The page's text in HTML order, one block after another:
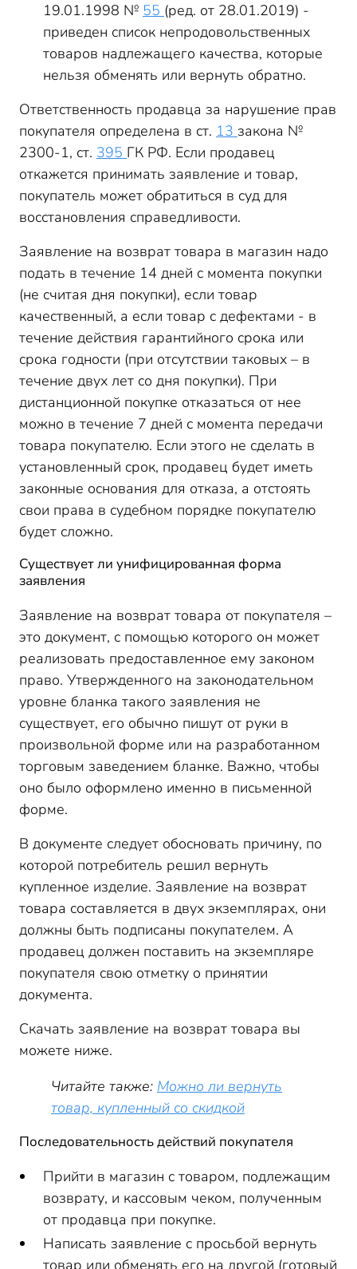
19.01.1998 № 55 (ред. от 28.01.2019) -
приведен список непродовольственных
товаров надлежащего качества, которые
нельзя обменять или вернуть обратно.
Ответственность продавца за нарушение прав
покупателя определена в ст. 13 закона №
2300-1, ст. 395 ГК РФ. Если продавец
откажется принимать заявление и товар,
покупатель может обратиться в суд для
восстановления справедливости.
Заявление на возврат товара в магазин надо
подать в течение 14 дней с момента покупки
(не считая дня покупки), если товар
качественный, а если товар с дефектами - в
течение действия гарантийного срока или
срока годности (при отсутствии таковых – в
течение двух лет со дня покупки). При
дистанционной покупке отказаться от нее
можно в течение 7 дней с момента передачи
товара покупателю. Если этого не сделать в
установленный срок, продавец будет иметь
законные основания для отказа, а отстоять
свои права в судебном порядке покупателю
будет сложно.
Существует ли унифицированная форма
заявления
Заявление на возврат товара от покупателя –
это документ, с помощью которого он может
реализовать предоставленное ему законом
право. Утвержденного на законодательном
уровне бланка такого заявления не
существует, его обычно пишут от руки в
произвольной форме или на разработанном
торговым заведением бланке. Важно, чтобы
оно было оформлено именно в письменной
форме.
В документе следует обосновать причину, по
которой потребитель решил вернуть
купленное изделие. Заявление на возврат
товара составляется в двух экземплярах, они
должны быть подписаны покупателем. А
продавец должен поставить на экземпляре
покупателя свою отметку о принятии
документа.
Скачать заявление на возврат товара вы
можете ниже.
Читайте также: Можно ли вернуть
товар, купленный со скидкой
Последовательность действий покупателя
Прийти в магазин с товаром, подлежащим
возврату, и кассовым чеком, полученным
от продавца при покупке.
Написать заявление с просьбой вернуть
товар или обменять его на другой (готовый